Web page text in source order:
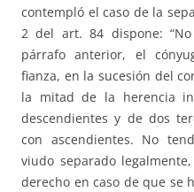
contempló el caso de la
2 del art. 84 dispone:
párrafo anterior, el
fianza, en la sucesión del
la mitad de la herencia
descendientes y de dos
con ascendientes. No
viudo separado
derecho en caso de que se